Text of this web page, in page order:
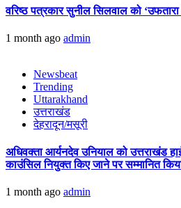
वरिष्ठ पत्रकार सुनील सिलवाल को ‘उफतारा
1 month ago admin
Newsbeat
Trending
Uttarakhand
उत्तराखंड
देहरादून/मसूरी
अधिवक्ता आर्यनदेव उनियाल को उत्तराखंड
काउंसिल नियुक्त किए जाने पर सम्मानित
1 month ago admin